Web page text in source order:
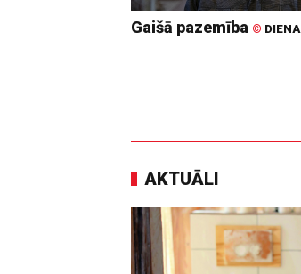
Gaišā pazemība © DIENA
AKTUĀLI